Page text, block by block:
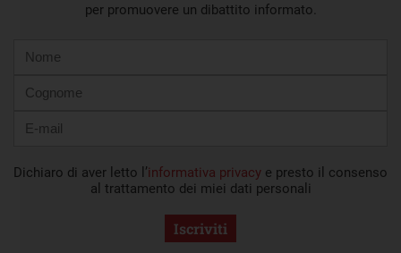
per promuovere un dibattito informato.
mail
Dichiaro di aver letto l’informativa privacy e presto il consenso
al trattamento dei miei dati personali
Iscriviti